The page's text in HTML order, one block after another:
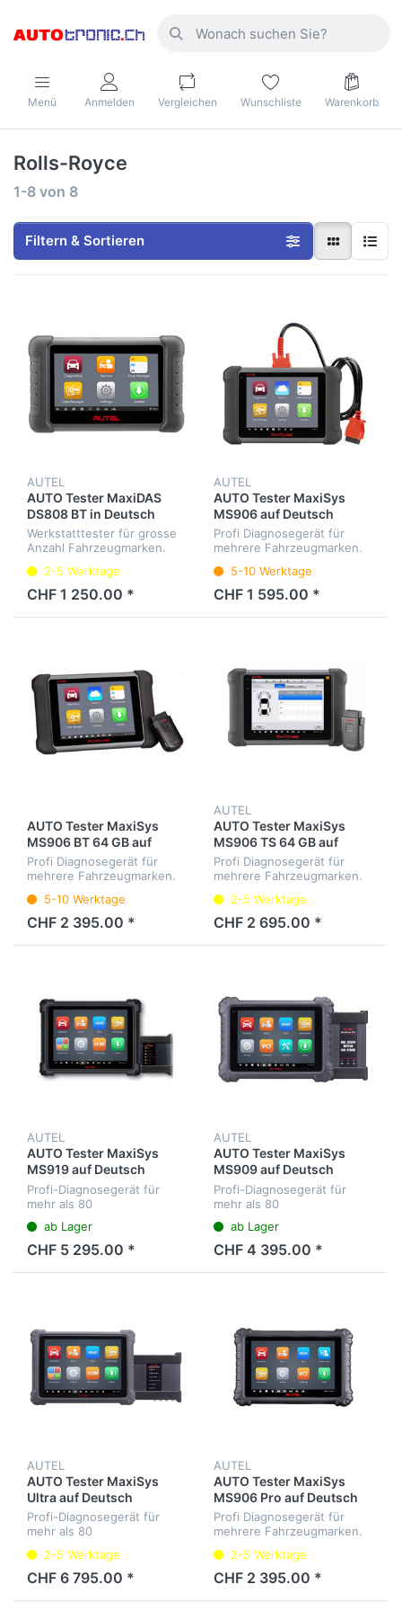
Menü Anmelden Vergleichen Wunschliste Warenkorb
Rolls-Royce
1-8 von 8
Filtern & Sortieren
AUTEL
AUTO Tester MaxiDAS
DS808 BT in Deutsch
Werkstatttester für grosse
Anzahl Fahrzeugmarken.
Steuergeräte, Service-
Intervalle, Elektrische-Park-
Bremse etc.
2-5 Werktage
CHF 1 250.00 *
AUTEL
AUTO Tester MaxiSys
MS906 auf Deutsch
Profi Diagnosegerät für
mehrere Fahrzeugmarken.
Steuergeräte, Service-
Intervalle, Elektrische-Park-
Bremse, etc. Menüsprache
Deutsch.
5-10 Werktage
CHF 1 595.00 *
AUTO Tester MaxiSys
MS906 BT 64 GB auf
Deutsch
Profi Diagnosegerät für
mehrere Fahrzeugmarken.
Steuergeräte, Service-
Intervalle, Elektrische-Park-
Bremse, etc. Menüsprache
Deutsch.
5-10 Werktage
CHF 2 395.00 *
AUTEL
AUTO Tester MaxiSys
MS906 TS 64 GB auf
Deutsch
Profi Diagnosegerät für
mehrere Fahrzeugmarken.
Steuergeräte, Service-
Intervalle, Elektrische-Park-
Bremse, RDKS(TPMS) etc.
Menüsprache Deutsch.
2-5 Werktage
CHF 2 695.00 *
AUTEL
AUTO Tester MaxiSys
MS919 auf Deutsch
Profi-Diagnosegerät für
mehr als 80
aller Steuergeräte, Service-
Intervalle, 4-Kanal-
Wellenformgenerator,
ab Lager
CHF 5 295.00 *
AUTEL
AUTO Tester MaxiSys
MS909 auf Deutsch
Profi-Diagnosegerät für
mehr als 80
aller Steuergeräte, Service-
Intervalle, J2534 Interface.
ab Lager
CHF 4 395.00 *
AUTEL
AUTO Tester MaxiSys
Ultra auf Deutsch
Profi-Diagnosegerät für
mehr als 80
aller Steuergeräte, Service-
Intervalle, 4-Kanal-
Oszilloskop,
Wellenformgenerator,
2-5 Werktage
CHF 6 795.00 *
AUTEL
AUTO Tester MaxiSys
MS906 Pro auf Deutsch
Profi Diagnosegerät für
mehrere Fahrzeugmarken.
Steuergeräte, Service-
Intervalle, Elektrische-Park-
Bremse, Codierung und
Adaption für BMW F un...
2-5 Werktage
CHF 2 395.00 *